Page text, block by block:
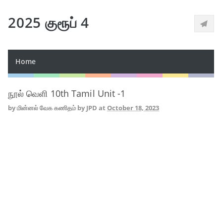
2025 குரூப் 4
Home
நூல் வெளி 10th Tamil Unit -1
byமின்னல் வேக கணிதம் by JPD at October 18, 2023